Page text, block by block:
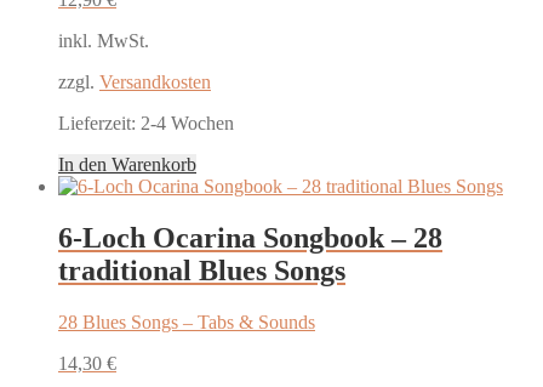
inkl. MwSt.
zzgl. Versandkosten
Lieferzeit: 2-4 Wochen
In den Warenkorb
6-Loch Ocarina Songbook – 28
traditional Blues Songs
28 Blues Songs – Tabs & Sounds
14,30 €